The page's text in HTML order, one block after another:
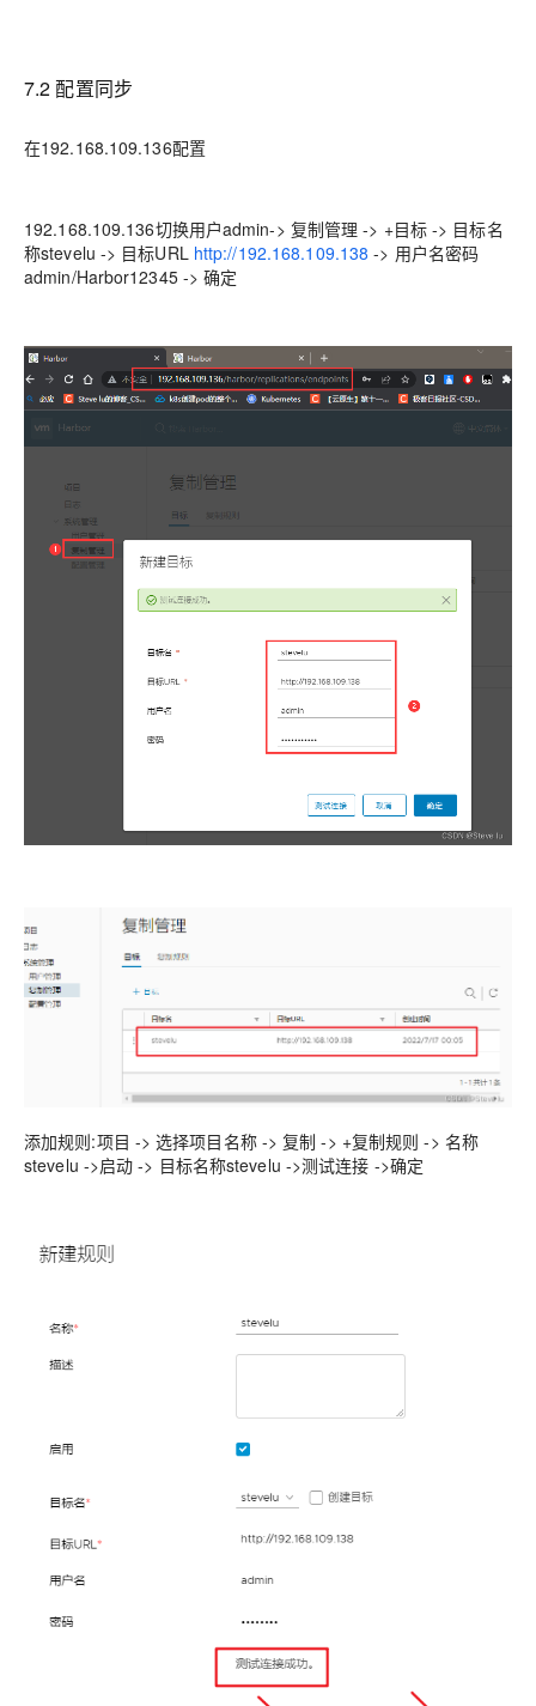
7.2 配置同步
在192.168.109.136配置
192.168.109.136切换用户admin-> 复制管理 -> +目标 -> 目标名
称stevelu -> 目标URL http://192.168.109.138 -> 用户名密码
admin/Harbor12345 -> 确定
添加规则:项目 -> 选择项目名称 -> 复制 -> +复制规则 -> 名称
stevelu ->启动 -> 目标名称stevelu ->测试连接 ->确定